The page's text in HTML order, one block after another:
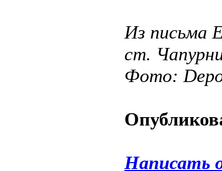
Из письма
ст.
Фото:
Написать